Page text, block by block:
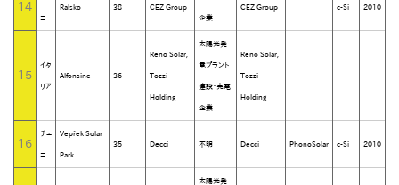
14
コ
Ralsko 38 CEZ Group
企業
CEZ Group c-Si 2010
15
イタ
リア
Alfonsine 36
Reno Solar,
Tozzi
Holding
太陽光発
電プラント
建設・売電
企業
Reno Solar,
Tozzi
Holding
16
チェ
コ
Vepřek Solar
Park
35 Decci 不明 Decci PhonoSolar c-Si 2010
太陽光発